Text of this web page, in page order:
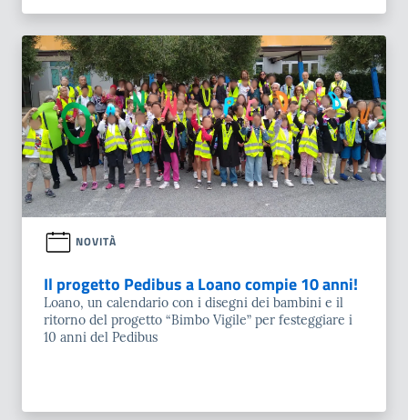
NOVITÀ
Il progetto Pedibus a Loano compie 10 anni!
Loano, un calendario con i disegni dei bambini e il
ritorno del progetto “Bimbo Vigile” per festeggiare i
10 anni del Pedibus